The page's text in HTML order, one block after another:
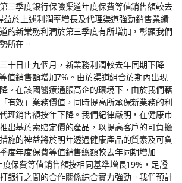
三季度銀行保險渠道年度保費等值銷售額較去
益於上述利潤率增長及代理渠道強勁銷售業績
的新業務利潤於第三季度有所增加，彰顯我們
所在。
十日止九個月，新業務利潤較去年同期下降
值銷售額增加7%。由於渠道組合於期內出現
。在該國醫療通脹高企的環境下，由於我們藉
有效」業務價值，同時提高所承保新業務的利
理銷售額按年下降。我們紀律嚴明，在健康市
出基於索賠定價的產品，以提高客戶的可負擔
施的裨益將於明年透過健康產品的質素及可負
度年度保費等值銷售總額較去年同期增加
保費等值銷售額按相同基準增長19%，足證
銀行之間的合作關係綜合實力強勁。我們預計